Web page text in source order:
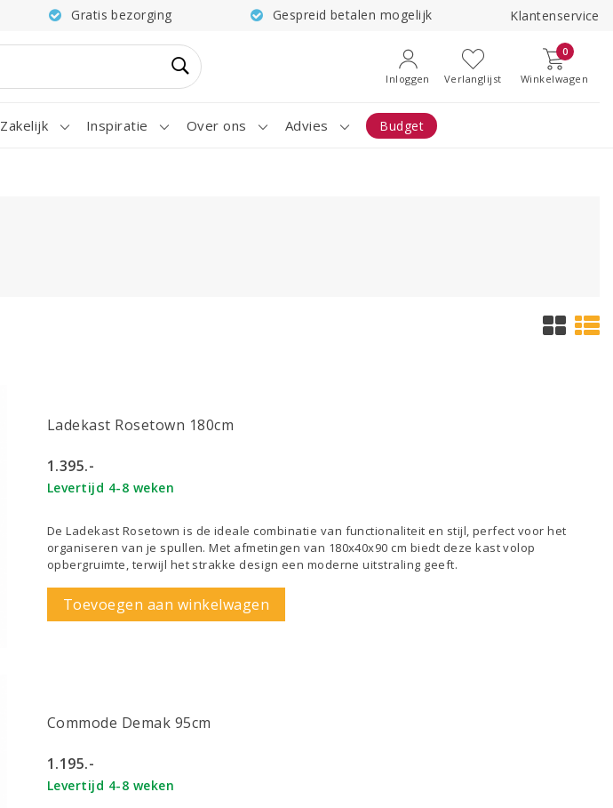
Gratis bezorging Gespreid betalen mogelijk Klantenservice
Inloggen Verlanglijst
0
Winkelwagen
Zakelijk Inspiratie Over ons Advies Budget
Ladekast Rosetown 180cm
1.395.-
Levertijd 4-8 weken
De Ladekast Rosetown is de ideale combinatie van functionaliteit en stijl, perfect voor het
organiseren van je spullen. Met afmetingen van 180x40x90 cm biedt deze kast volop
opbergruimte, terwijl het strakke design een moderne uitstraling geeft.
Toevoegen aan winkelwagen
Commode Demak 95cm
1.195.-
Levertijd 4-8 weken